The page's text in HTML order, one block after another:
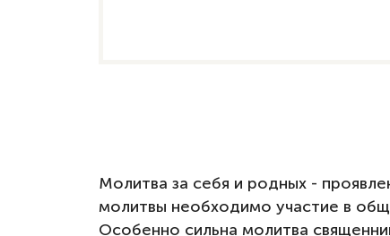
Молитва за себя и родных -
молитвы необходимо участие в
Особенно сильна молитва